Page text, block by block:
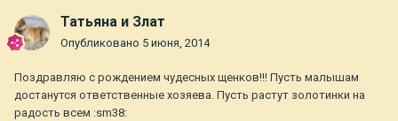
Татьяна и Злат
Опубликовано 5 июня, 2014
Поздравляю с рождением чудесных щенков!!! Пусть малышам
достанутся ответственные хозяева. Пусть растут золотинки на
радость всем :sm38: